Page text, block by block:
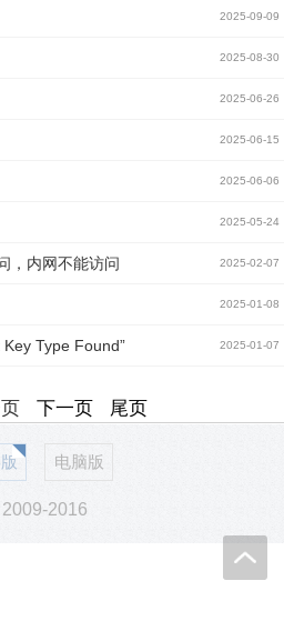
2025-09-09
2025-08-30
2025-06-26
2025-06-15
2025-06-06
2025-05-24
，内网不能访问 2025-02-07
2025-01-08
Type Found” 2025-01-07
下一页 尾页
电脑版
2016